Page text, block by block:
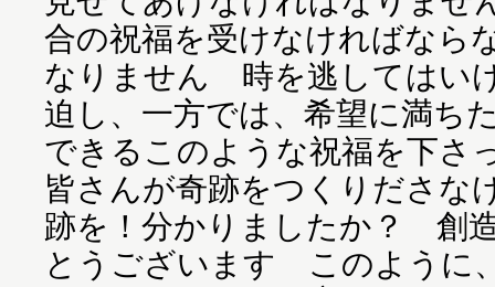
合の祝福を受けなければなら
なりません 時を逃してはい
迫し、一方では、希望に満ち
できるこのような祝福を下さ
皆さんが奇跡をつくりださ
跡を！分かりましたか？ 創
とうございます このように